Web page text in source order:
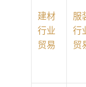
建材
行业
贸易
服
行
贸